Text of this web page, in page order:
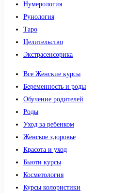
Нумерология
Рунология
Таро
Целительство
Экстрасенсорика
Все Женские курсы
Беременность и роды
Обучение родителей
Роды
Уход за ребенком
Женское здоровье
Красота и уход
Бьюти курсы
Косметология
Курсы колористики